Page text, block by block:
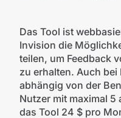
Das Tool ist
Invision die
teilen, um Feedback
zu erhalten. Auch bei
abhängig von der
Nutzer mit maximal
das Tool 24 $ pro